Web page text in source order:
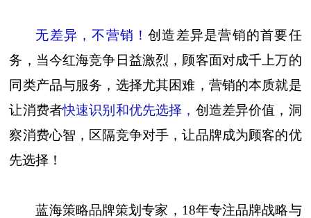
无差异，不营销！创造差异是营销的首要任
务，当今红海竞争日益激烈，顾客面对成千上万的
同类产品与服务，选择尤其困难，营销的本质就是
让消费者快速识别和优先选择， 创造差异价值，洞
察消费心智，区隔竞争对手，让品牌成为顾客的优
先选择！
蓝海策略品牌策划专家，18年专注品牌战略与